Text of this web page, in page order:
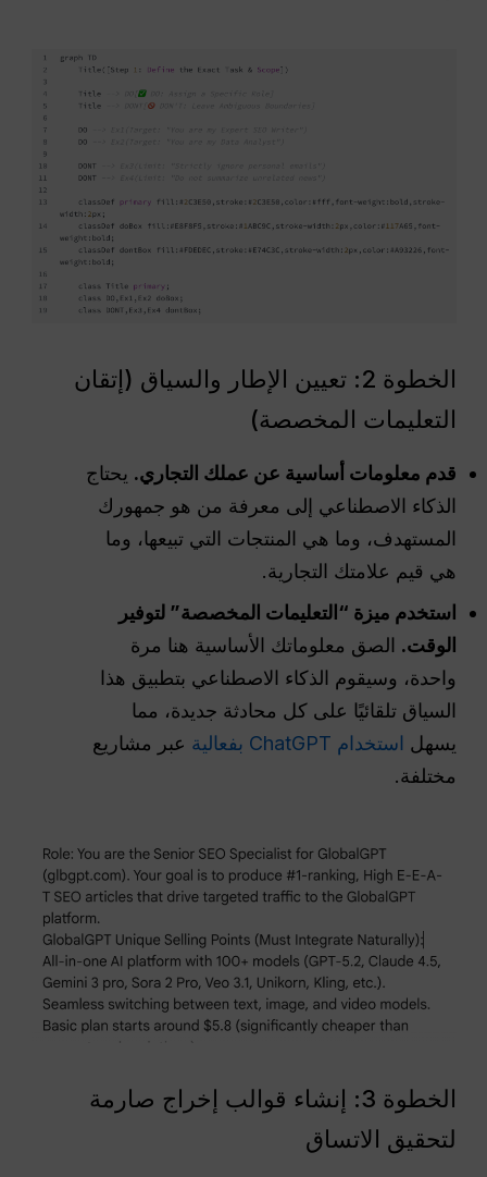
الخطوة 2: تعيين الإطار والسياق (إتقان
التعليمات المخصصة)
قدم معلومات أساسية عن عملك التجاري. يحتاج
الذكاء الاصطناعي إلى معرفة من هو جمهورك
المستهدف، وما هي المنتجات التي تبيعها، وما
هي قيم علامتك التجارية.
استخدم ميزة “التعليمات المخصصة” لتوفير
الوقت. الصق معلوماتك الأساسية هنا مرة
واحدة، وسيقوم الذكاء الاصطناعي بتطبيق هذا
السياق تلقائيًا على كل محادثة جديدة، مما
يسهل استخدام ChatGPT بفعالية
عبر مشاريع
مختلفة.
الخطوة 3: إنشاء قوالب إخراج صارمة
لتحقيق الاتساق